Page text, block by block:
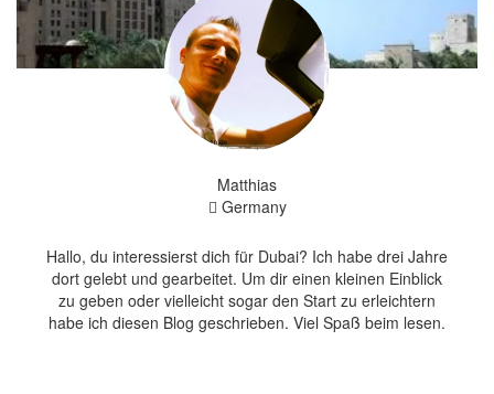
Matthias
Germany
Hallo, du interessierst dich für Dubai? Ich habe drei Jahre
dort gelebt und gearbeitet. Um dir einen kleinen Einblick
zu geben oder vielleicht sogar den Start zu erleichtern
habe ich diesen Blog geschrieben. Viel Spaß beim lesen.